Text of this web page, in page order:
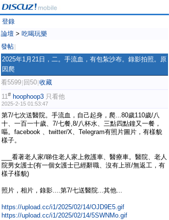
登錄
論壇 > 吃喝玩樂
發帖
2025年1月21日，二。手流血，有包紮沙布。錄影拍照。原
因爬
看5599 回50 收藏
11# hoophoop3 只看他
2025-2-15 01:53:47
第7/七次送醫院。手流血，自己起身，爬...80歲110歲/八
十、一百一十歲、7/七餐,8/八杯水、三點四點鐘又一餐，
嘔。facebook 、twitter/X、Telegram有照片圖片，有樣貌
樣子。
___看著老人家/睇住老人家上救護車、醫療車。醫院、老人
院男女護士(有一個女護士已經辭職、沒有上班/無返工，有
樣子樣貌)
照片，相片，錄影....第7/七送醫院...其他...
https://upload.cc/i1/2025/02/14/OJD9E5.gif
https://upload.cc/i1/2025/02/14/5SWNMo.gif